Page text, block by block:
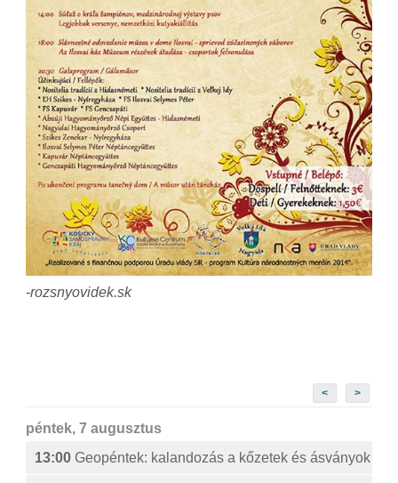
-rozsnyovidek.sk
< >
péntek, 7 augusztus
13:00 Geopéntek: kalandozás a kőzetek és ásványok